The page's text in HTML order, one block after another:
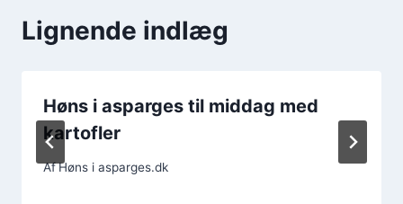
Lignende indlæg
Høns i asparges til middag med
kartofler
AfHøns i asparges.dk